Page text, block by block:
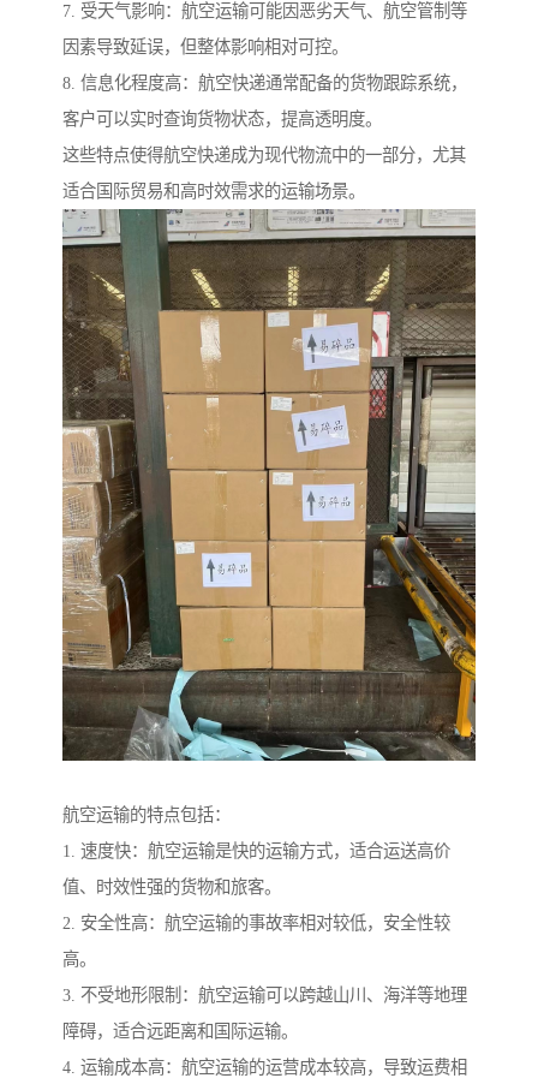
7. 受天气影响：航空运输可能因恶劣天气、航空管制等
因素导致延误，但整体影响相对可控。
8. 信息化程度高：航空快递通常配备的货物跟踪系统，
客户可以实时查询货物状态，提高透明度。
这些特点使得航空快递成为现代物流中的一部分，尤其
适合国际贸易和高时效需求的运输场景。
航空运输的特点包括：
1. 速度快：航空运输是快的运输方式，适合运送高价
值、时效性强的货物和旅客。
2. 安全性高：航空运输的事故率相对较低，安全性较
高。
3. 不受地形限制：航空运输可以跨越山川、海洋等地理
障碍，适合远距离和国际运输。
4. 运输成本高：航空运输的运营成本较高，导致运费相